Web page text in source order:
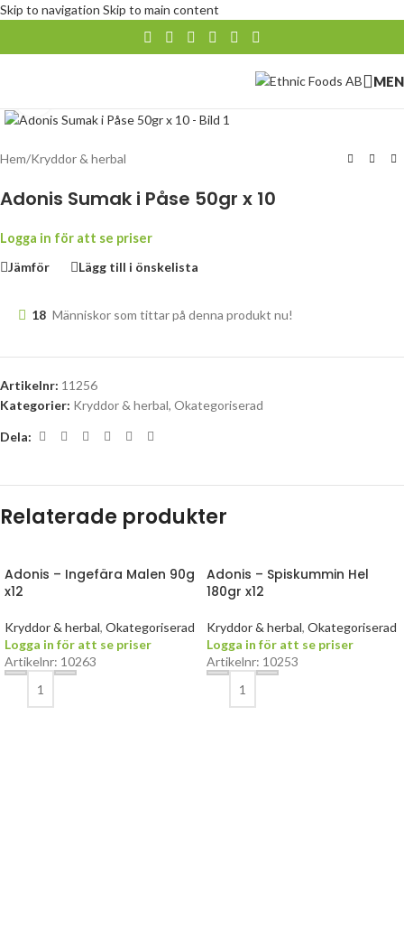
Skip to navigation Skip to main content
Hem/Kryddor & herbal
Adonis Sumak i Påse 50gr x 10
Logga in för att se priser
Jämför
Lägg till i önskelista
18 Människor som tittar på denna produkt nu!
Artikelnr: 11256
Kategorier: Kryddor & herbal, Okategoriserad
Dela:
Relaterade produkter
Adonis – Ingefära Malen 90g
x12
Kryddor & herbal, Okategoriserad
Logga in för att se priser
Artikelnr: 10263
Adonis – Spiskummin Hel
180gr x12
Kryddor & herbal, Okategoriserad
Logga in för att se priser
Artikelnr: 10253